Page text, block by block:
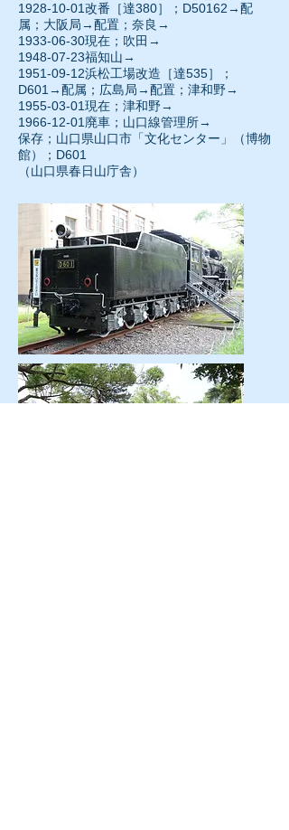
1928-10-01改番［達380］；D50162→配
属；大阪局→配置；奈良→
1933-06-30現在；吹田→
1948-07-23福知山→
1951-09-12浜松工場改造［達535］；
D601→配属；広島局→配置；津和野→
1955-03-01現在；津和野→
1966-12-01 廃車；山口線管理所→
保存；山口県山口市「文化センター」（博物
館）；D601
（山口県春日山庁舎）